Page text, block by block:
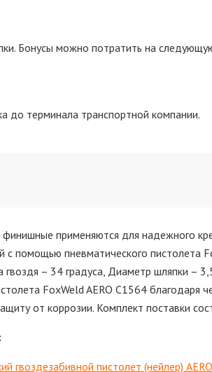
Бонусы можно потратить на
до терминала транспортной компании.
применяются для надежного
с помощью пневматического пистолета
гвоздя – 34 градуса, Диаметр шляпки –
FoxWeld AERO C1564
от коррозии. Комплект поставки
гвоздезабивной пистолет (нейлер)